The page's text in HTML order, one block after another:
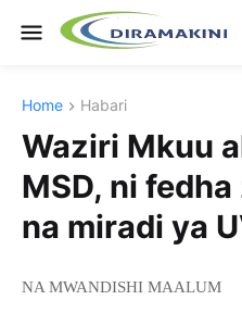
Home Habari
Waziri Mkuu
MSD, ni
na miradi ya
NA MWANDISHI MAALUM